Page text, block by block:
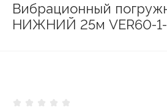
Вибрационный
НИЖНИЙ 25м VER60-1-